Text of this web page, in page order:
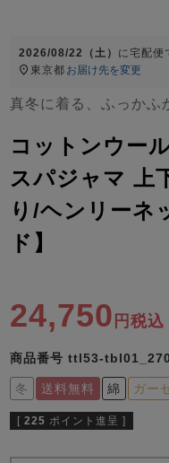
売れ筋ランキング
すべての季節
すべてのキッ
ズ
ガール
き
ガールズ 上着
ガールズ
2026/08/22（土） に宅配便
東京都 お届け先を変更
真冬に着る、ふっかふ
コットンウー
スパジャマ 上
り/ヘンリーネ
ド】
24,750 税込
商品番号 ttl53-
冬 送料無料 綿 ガー
[ 225 ポイント進呈 ]